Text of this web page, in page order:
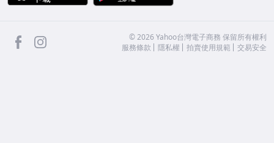
facebook ©2026 Yahoo台灣電子商務 保留所有權利
服務條款
隱私權 拍賣使用規範 交易安全